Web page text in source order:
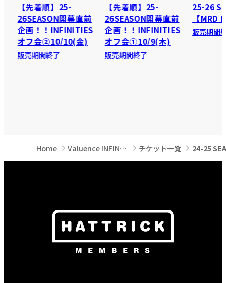
【先着順】25-
26SEASON開幕直前
企画！！INFINITIES
オフ会②10/10(金)
販売期間終了
【先着順】25-
26SEASON開幕直前
企画！！INFINITIES
オフ会①10/9(木)
販売期間終了
25-26
【MRD
販売期間
Home Valuence INFINITIES チケット一覧